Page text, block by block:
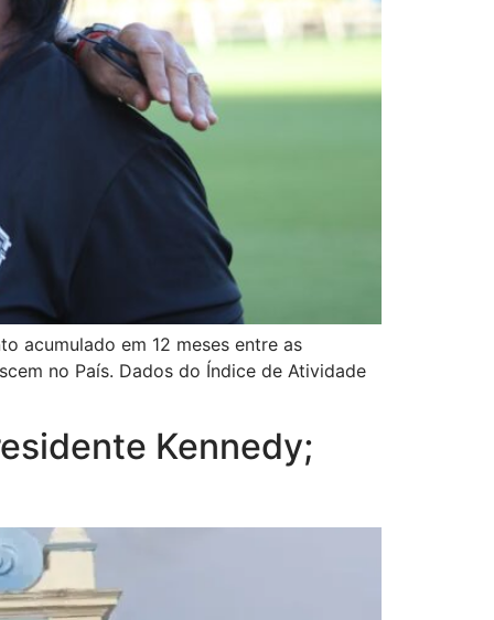
acumulado em 12 meses entre as
no País. Dados do Índice de Atividade
Kennedy;